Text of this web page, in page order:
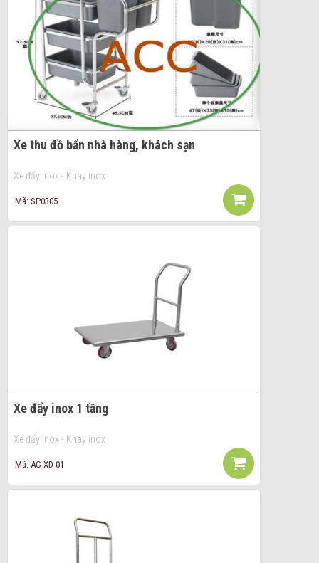
Xe thu đồ bẩn nhà hàng, khách sạn
Xe đẩy inox - Khay inox
Mã: SP0305
Xe đẩy inox 1 tầng
Xe đẩy inox - Khay inox
Mã: AC-XD-01